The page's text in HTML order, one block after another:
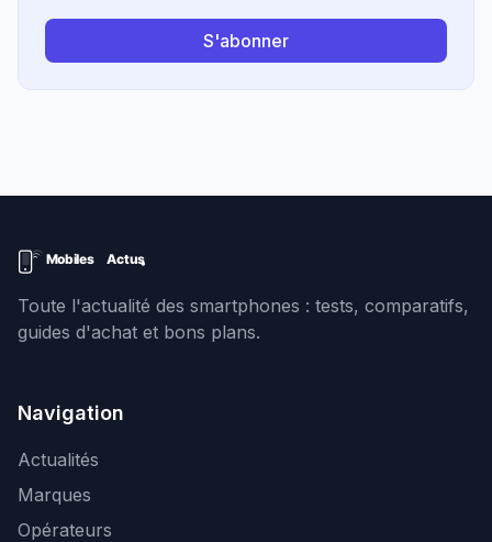
S'abonner
Toute l'actualité des smartphones : tests, comparatifs,
guides d'achat et bons plans.
Navigation
Actualités
Marques
Opérateurs